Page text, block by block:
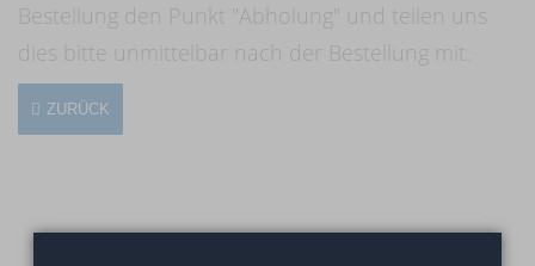
Bestellung den Punkt "Abholung" und teilen uns
dies bitte unmittelbar nach der Bestellung mit.
ZURÜCK